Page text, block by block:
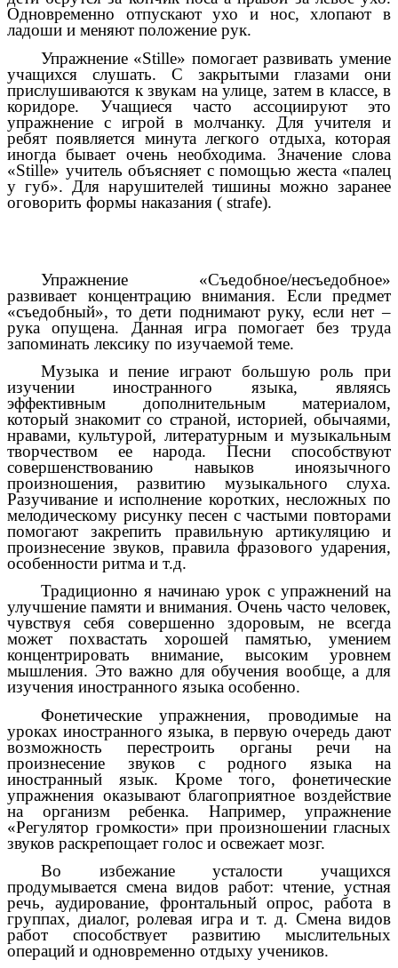
Одновременно отпускают ухо и нос, хлопают в
ладоши и меняют положение рук.
Упражнение «Stille» помогает развивать умение
учащихся слушать. С закрытыми глазами они
прислушиваются к звукам на улице, затем в классе, в
коридоре. Учащиеся часто ассоциируют это
упражнение с игрой в молчанку. Для учителя и
ребят появляется минута легкого отдыха, которая
иногда бывает очень необходима. Значение слова
«Stille» учитель объясняет с помощью жеста «палец
у губ». Для нарушителей тишины можно заранее
оговорить формы наказания ( strafe).
Упражнение «Съедобное/несъедобное»
развивает концентрацию внимания. Если предмет
«съедобный», то дети поднимают руку, если нет –
рука опущена. Данная игра помогает без труда
запоминать лексику по изучаемой теме.
Музыка и пение играют большую роль при
изучении иностранного языка, являясь
эффективным дополнительным материалом,
который знакомит со страной, историей, обычаями,
нравами, культурой, литературным и музыкальным
творчеством ее народа. Песни способствуют
совершенствованию навыков иноязычного
произношения, развитию музыкального слуха.
Разучивание и исполнение коротких, несложных по
мелодическому рисунку песен с частыми повторами
помогают закрепить правильную артикуляцию и
произнесение звуков, правила фразового ударения,
особенности ритма и т.д.
Традиционно я начинаю урок с упражнений на
улучшение памяти и внимания. Очень часто человек,
чувствуя себя совершенно здоровым, не всегда
может похвастать хорошей памятью, умением
концентрировать внимание, высоким уровнем
мышления. Это важно для обучения вообще, а для
изучения иностранного языка особенно.
Фонетические упражнения, проводимые на
уроках иностранного языка, в первую очередь дают
возможность перестроить органы речи на
произнесение звуков с родного языка на
иностранный язык. Кроме того, фонетические
упражнения оказывают благоприятное воздействие
на организм ребенка. Например, упражнение
«Регулятор громкости» при произношении гласных
звуков раскрепощает голос и освежает мозг.
Во избежание усталости учащихся
продумывается смена видов работ: чтение, устная
речь, аудирование, фронтальный опрос, работа в
группах, диалог, ролевая игра и т. д. Смена видов
работ способствует развитию мыслительных
операций и одновременно отдыху учеников.